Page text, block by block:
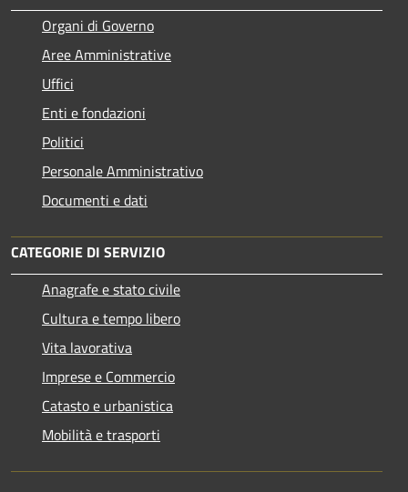
Organi di Governo
Aree Amministrative
Uffici
Enti e fondazioni
Politici
Personale Amministrativo
Documenti e dati
CATEGORIE DI SERVIZIO
Anagrafe e stato civile
Cultura e tempo libero
Vita lavorativa
Imprese e Commercio
Catasto e urbanistica
Mobilità e trasporti